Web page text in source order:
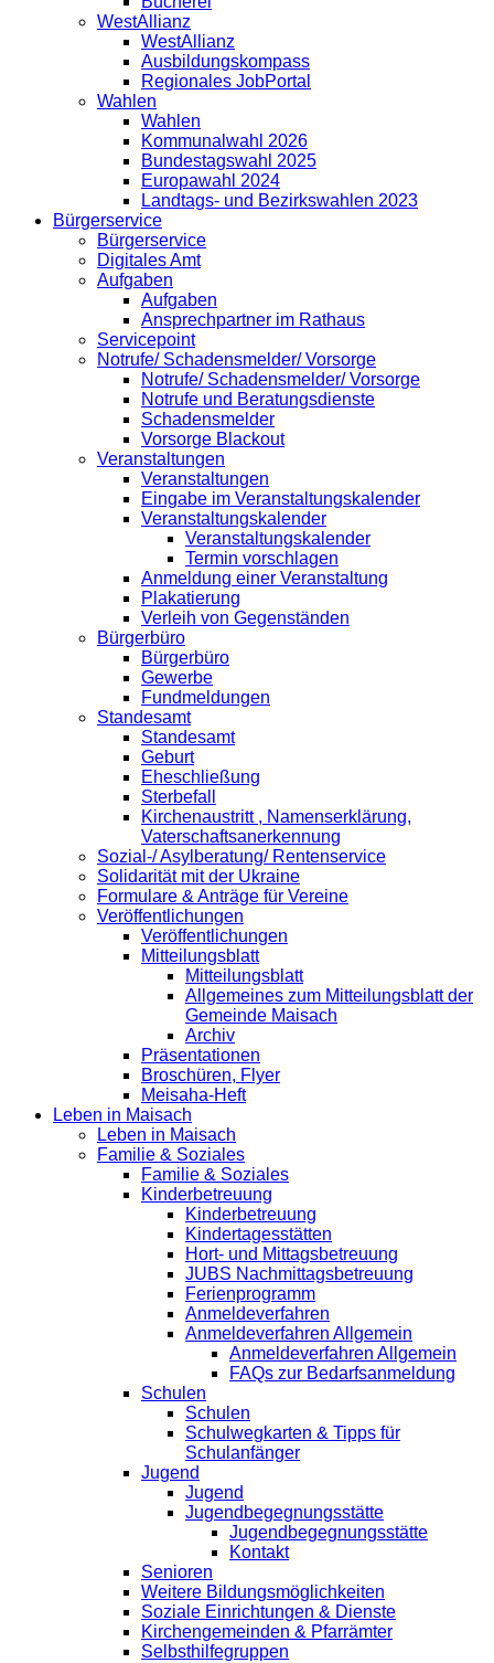
WestAllianz
WestAllianz
Ausbildungskompass
Regionales JobPortal
Wahlen
Wahlen
Kommunalwahl 2026
Bundestagswahl 2025
Europawahl 2024
Landtags- und Bezirkswahlen 2023
Bürgerservice
Bürgerservice
Digitales Amt
Aufgaben
Aufgaben
Ansprechpartner im Rathaus
Servicepoint
Notrufe/ Schadensmelder/ Vorsorge
Notrufe/ Schadensmelder/ Vorsorge
Notrufe und Beratungsdienste
Schadensmelder
Vorsorge Blackout
Veranstaltungen
Veranstaltungen
Eingabe im Veranstaltungskalender
Veranstaltungskalender
Veranstaltungskalender
Termin vorschlagen
Anmeldung einer Veranstaltung
Plakatierung
Verleih von Gegenständen
Bürgerbüro
Bürgerbüro
Gewerbe
Fundmeldungen
Standesamt
Standesamt
Geburt
Eheschließung
Sterbefall
Kirchenaustritt , Namenserklärung,
Vaterschaftsanerkennung
Sozial-/ Asylberatung/ Rentenservice
Solidarität mit der Ukraine
Formulare & Anträge für Vereine
Veröffentlichungen
Veröffentlichungen
Mitteilungsblatt
Mitteilungsblatt
Allgemeines zum Mitteilungsblatt der
Gemeinde Maisach
Archiv
Präsentationen
Broschüren, Flyer
Meisaha-Heft
Leben in Maisach
Leben in Maisach
Familie & Soziales
Familie & Soziales
Kinderbetreuung
Kinderbetreuung
Kindertagesstätten
Hort- und Mittagsbetreuung
JUBS Nachmittagsbetreuung
Ferienprogramm
Anmeldeverfahren
Anmeldeverfahren Allgemein
Anmeldeverfahren Allgemein
FAQs zur Bedarfsanmeldung
Schulen
Schulen
Schulwegkarten & Tipps für
Schulanfänger
Jugend
Jugend
Jugendbegegnungsstätte
Jugendbegegnungsstätte
Kontakt
Senioren
Weitere Bildungsmöglichkeiten
Soziale Einrichtungen & Dienste
Kirchengemeinden & Pfarrämter
Selbsthilfegruppen